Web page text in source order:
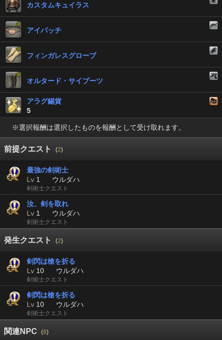
カスタムキュイラス
アイパッチ
フィンガレスグローブ
オルタード・サイブーツ
アラグ錫貨
5
※選択報酬は選択したものを報酬として受け取れます。
前提クエスト (2)
最強の剣術士
Lv 1 ウルダハ
剣術士クエスト
汝、剣を取れ
Lv 1 ウルダハ
剣術士クエスト
発生クエスト (2)
剣閃は槍を折る
Lv 10 ウルダハ
剣術士クエスト
剣閃は槍を折る
Lv 10 ウルダハ
剣術士クエスト
関連NPC (8)